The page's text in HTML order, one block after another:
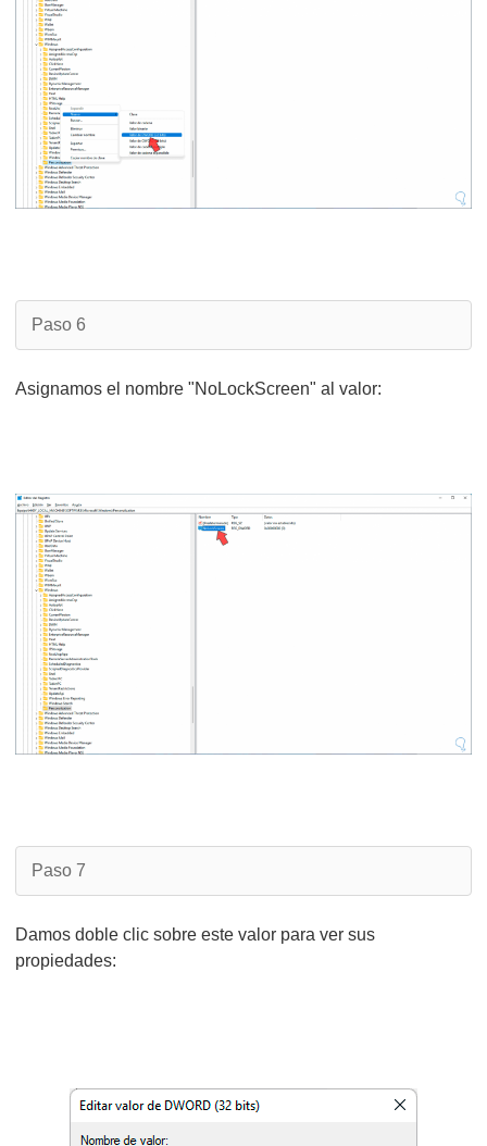
Paso 6
Asignamos el nombre "NoLockScreen" al valor:
Paso 7
Damos doble clic sobre este valor para ver sus
propiedades: